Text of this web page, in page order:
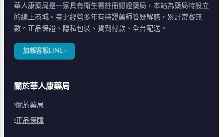
華人康藥局是一家具有衛生署註冊認證藥局，本站為藥局特設立
的線上商城。臺北經營多年有持證藥師答疑解惑，累計常客無
數。正品保證、隱私包裝、貨到付款、全台配送。
加賴客服LINE ›
關於華人康藥局
關於藥局
正品保障